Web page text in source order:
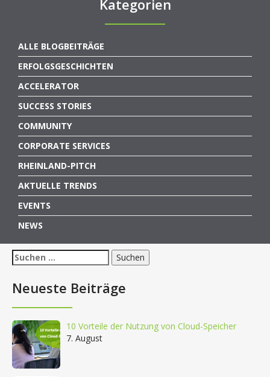
Kategorien
ALLE BLOGBEITRÄGE
ERFOLGSGESCHICHTEN
ACCELERATOR
SUCCESS STORIES
COMMUNITY
CORPORATE SERVICES
RHEINLAND-PITCH
AKTUELLE TRENDS
EVENTS
NEWS
Suchen
nach:
Neueste Beiträge
10 Vorteile der Nutzung von Cloud-Speicher
7. August